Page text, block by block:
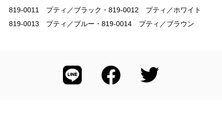
819-0011 プティ／ブラック・819-0012 プティ／ホワイト
819-0013 プティ／ブルー・819-0014 プティ／ブラウン